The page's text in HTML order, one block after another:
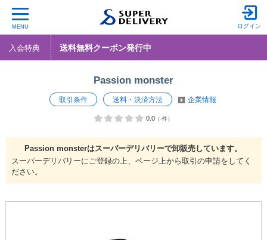
MENU ログイン
入会特典 送料無料クーポン発行中
Passion monster
取引条件 送料・決済方法 企業情報
0.0（-件）
Passion monsterはスーパーデリバリーで卸販売しています。
スーパーデリバリーにご登録の上、ページ上から取引の申請をしてく
ださい。